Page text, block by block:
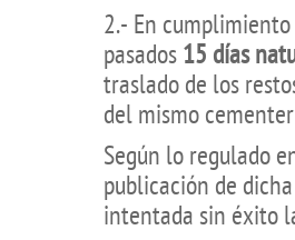
2.- En
pasados 15 días
traslado de los
del mismo
Según lo regulado
publicación de
intentada sin éxito